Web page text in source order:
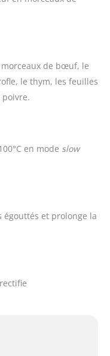
de bœuf, le
le thym, les feuilles
en mode slow
égouttés et prolonge la